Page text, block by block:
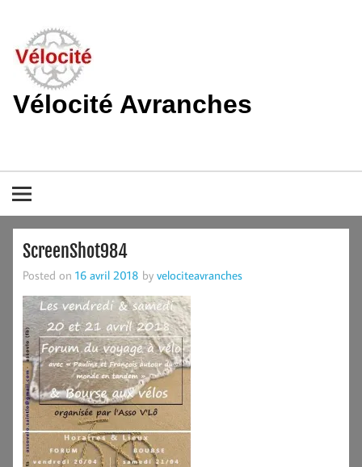
content
Vélocité Avranches
ScreenShot984
Posted on 16 avril 2018 by velociteavranches